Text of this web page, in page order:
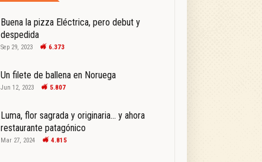
Buena la pizza Eléctrica, pero debut y
despedida
Sep 29, 2023 6.373
Un filete de ballena en Noruega
Jun 12, 2023 5.807
Luma, flor sagrada y originaria… y ahora
restaurante patagónico
Mar 27, 2024 4.815